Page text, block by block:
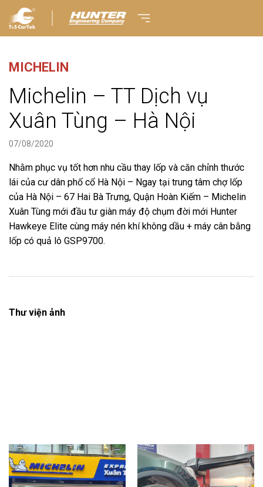
MICHELIN
Michelin – TT Dịch vụ
Xuân Tùng – Hà Nội
07/08/2020
Nhằm phục vụ tốt hơn nhu cầu thay lốp và căn chỉnh thước
lái của cư dân phố cổ Hà Nội – Ngay tại trung tâm chợ lốp
của Hà Nội – 67 Hai Bà Trưng, Quận Hoàn Kiếm – Michelin
Xuân Tùng mới đầu tư giàn máy độ chụm đời mới Hunter
Hawkeye Elite cùng máy nén khí không dầu + máy cân bằng
lốp có quả lô GSP9700.
Thư viện ảnh